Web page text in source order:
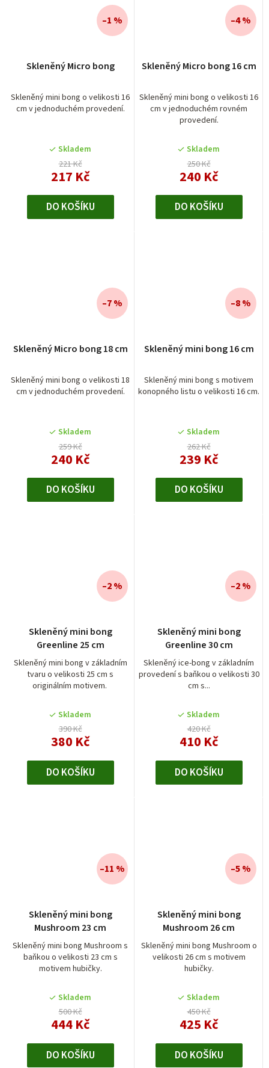
Skleněný Micro bong
Skleněný mini bong o velikosti 16
cm v jednoduchém provedení.
hodnocení
je
5,0
hvězdiček.
Skladem
221 Kč
217 Kč
–1 %
DO KOŠÍKU
Skleněný Micro bong 16 cm
Skleněný mini bong o velikosti 16
cm v jednoduchém rovném
provedení.
Skladem
250 Kč
240 Kč
–4 %
DO KOŠÍKU
Skleněný Micro bong 18 cm
Skleněný mini bong o velikosti 18
cm v jednoduchém provedení.
Skladem
259 Kč
240 Kč
–7 %
DO KOŠÍKU
Skleněný mini bong 16 cm
Skleněný mini bong s motivem
konopného listu o velikosti 16 cm.
Skladem
262 Kč
239 Kč
–8 %
DO KOŠÍKU
Skleněný mini bong
Greenline 25 cm
Skleněný mini bong v základním
tvaru o velikosti 25 cm s
originálním motivem.
Skladem
390 Kč
380 Kč
–2 %
DO KOŠÍKU
Skleněný mini bong
Greenline 30 cm
Skleněný ice-bong v základním
provedení s baňkou o velikosti 30
cm s...
Skladem
420 Kč
410 Kč
–2 %
DO KOŠÍKU
Skleněný mini bong
Mushroom 23 cm
Skleněný mini bong Mushroom s
baňkou o velikosti 23 cm s
motivem hubičky.
Skladem
500 Kč
444 Kč
–11 %
DO KOŠÍKU
Skleněný mini bong
Mushroom 26 cm
Skleněný mini bong Mushroom o
velikosti 26 cm s motivem
hubičky.
Skladem
450 Kč
425 Kč
–5 %
DO KOŠÍKU